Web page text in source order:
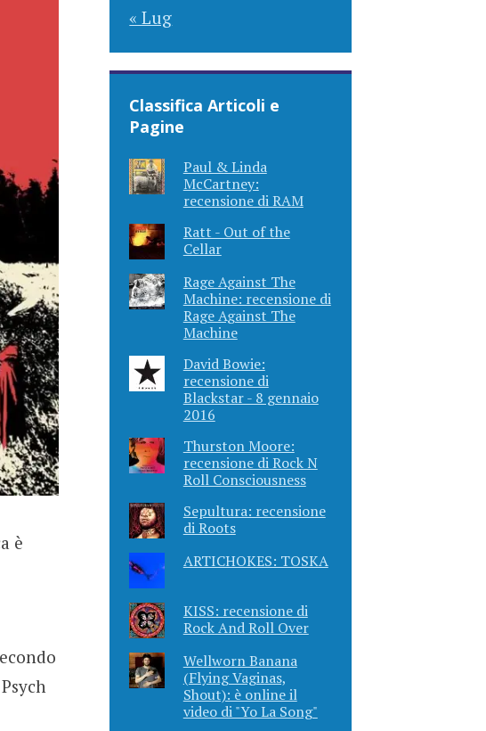
è
« Lug
Classifica Articoli e
Pagine
Paul & Linda
McCartney:
recensione di RAM
Ratt - Out of the
Cellar
Rage Against The
Machine: recensione di
Rage Against The
Machine
David Bowie:
recensione di
Blackstar - 8 gennaio
2016
Thurston Moore:
recensione di Rock N
Roll Consciousness
Sepultura: recensione
di Roots
ARTICHOKES: TOSKA
KISS: recensione di
Rock And Roll Over
Wellworn Banana
(Flying Vaginas,
Shout): è online il
video di "Yo La Song"